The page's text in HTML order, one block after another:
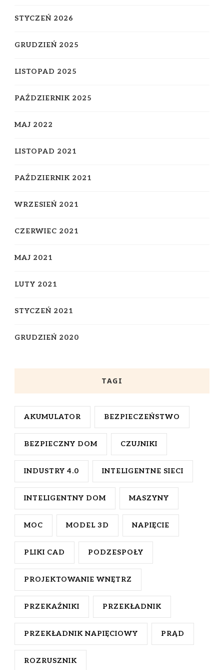
STYCZEŃ 2026
GRUDZIEŃ 2025
LISTOPAD 2025
PAŹDZIERNIK 2025
MAJ 2022
LISTOPAD 2021
PAŹDZIERNIK 2021
WRZESIEŃ 2021
CZERWIEC 2021
MAJ 2021
LUTY 2021
STYCZEŃ 2021
GRUDZIEŃ 2020
TAGI
AKUMULATOR BEZPIECZEŃSTWO
BEZPIECZNY DOM CZUJNIKI
INDUSTRY 4.0 INTELIGENTNE SIECI
INTELIGENTNY DOM MASZYNY
MOC MODEL 3D NAPIĘCIE
PLIKI CAD PODZESPOŁY
PROJEKTOWANIE WNĘTRZ
PRZEKAŹNIKI PRZEKŁADNIK
PRZEKŁADNIK NAPIĘCIOWY PRĄD
ROZRUSZNIK